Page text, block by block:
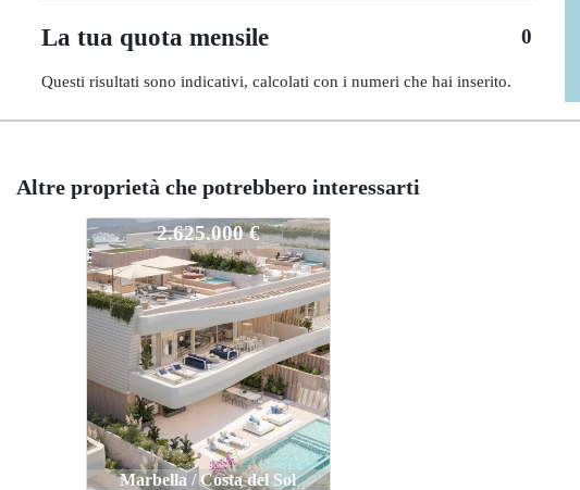
La tua quota mensile 0
Questi risultati sono indicativi, calcolati con i numeri che hai inserito.
Altre proprietà che potrebbero interessarti
EB12462.625.000 €
Marbella / Costa del Sol